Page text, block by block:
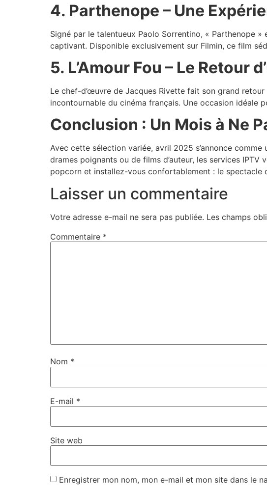
4. Parthenope – Une
Signé par le talentueux Paolo Sorrentino, « Parthenope
captivant. Disponible exclusivement sur Filmin, ce film
5. L’Amour Fou – Le Retour
Le chef-d’œuvre de Jacques Rivette fait son grand
incontournable du cinéma français. Une occasion idéale
Conclusion : Un Mois à Ne
Avec cette sélection variée, avril 2025 s’annonce
drames poignants ou de films d’auteur, les services
popcorn et installez-vous confortablement : le spectacle
Laisser un commentaire
Votre adresse e-mail ne sera pas publiée. Les champs
Commentaire *
Nom *
E-mail *
Site web
Enregistrer mon nom, mon e-mail et mon site dans le